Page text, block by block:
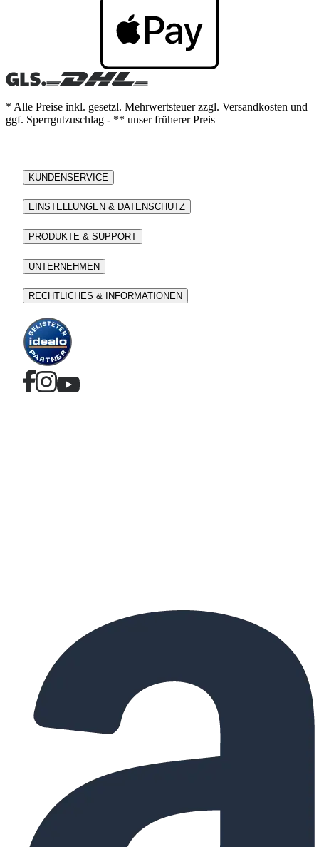
* Alle Preise inkl. gesetzl. Mehrwertsteuer zzgl. Versandkosten und
ggf. Sperrgutzuschlag - ** unser früherer Preis
KUNDENSERVICE
EINSTELLUNGEN & DATENSCHUTZ
PRODUKTE & SUPPORT
UNTERNEHMEN
RECHTLICHES & INFORMATIONEN